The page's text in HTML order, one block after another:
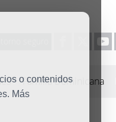
o contenidos
Más
Familia Dominicana